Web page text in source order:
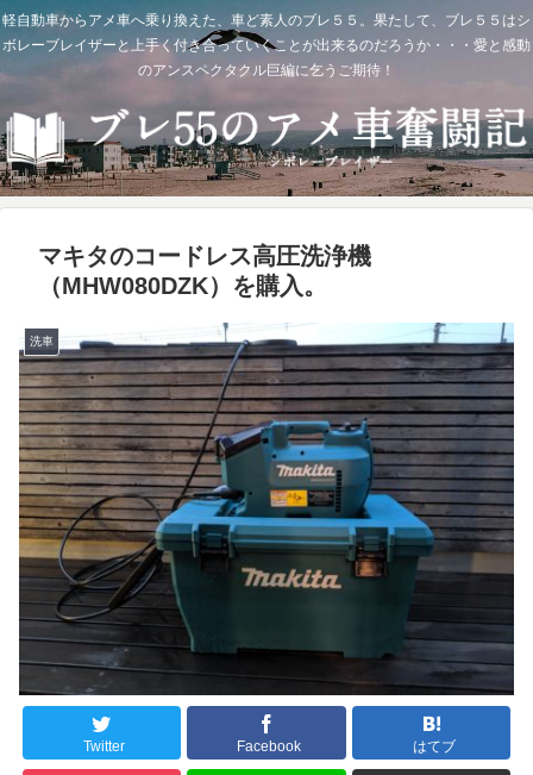
軽自動車からアメ車へ乗り換えた、車ど素人のブレ５５。果たして、ブレ５５はシ
ボレーブレイザーと上手く付き合っていくことが出来るのだろうか・・・愛と感動
のアンスペクタクル巨編に乞うご期待！
マキタのコードレス高圧洗浄機
（MHW080DZK）を購入。
洗車
Twitter Facebook はてブ